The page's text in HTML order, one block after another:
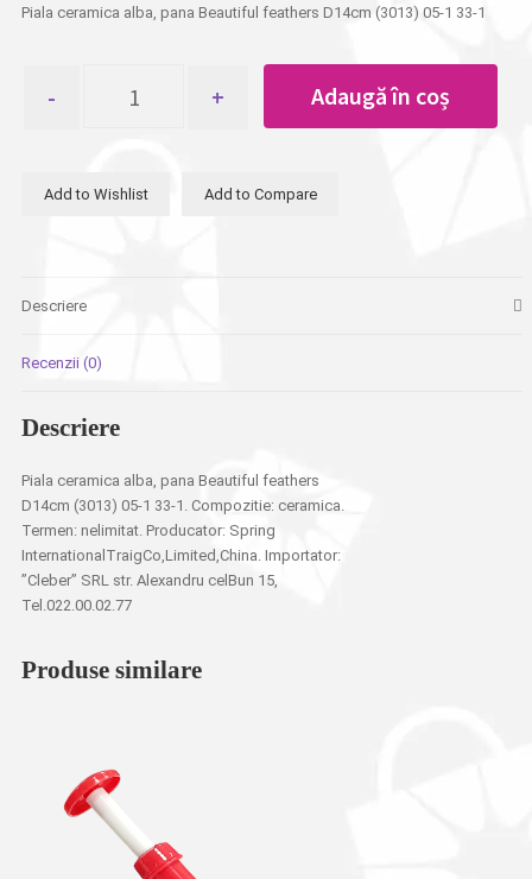
Piala ceramica alba, pana Beautiful feathers D14cm (3013) 05-1 33-1
Piala
Beautiful
Adaugă în coș
Add to Wishlist Add to Compare
Descriere
Recenzii (0)
Descriere
Piala ceramica alba, pana Beautiful feathers
D14cm (3013) 05-1 33-1. Compozitie: ceramica.
Termen: nelimitat. Producator: Spring
InternationalTraigCo,Limited,China. Importator:
”Cleber” SRL str. Alexandru celBun 15,
Tel.022.00.02.77
Produse similare